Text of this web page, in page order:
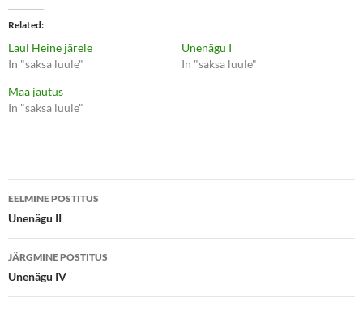
t
o
s
h
a
r
e
n
T
w
(
p
n
i
n
n
e
w
w
a
r
e
F
a
k
O
s
i
n
w
Related
Laul Heine järele
In "saksa luule"
Unenägu I
In "saksa luule"
Maa jautus
In "saksa luule"
Postituste
töölaud
EELMINE POSTITUS
Unenägu II
JÄRGMINE POSTITUS
Unenägu IV